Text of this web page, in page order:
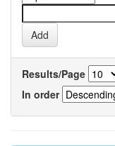
Results/Page
In order